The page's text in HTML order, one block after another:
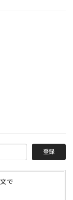
登録
で